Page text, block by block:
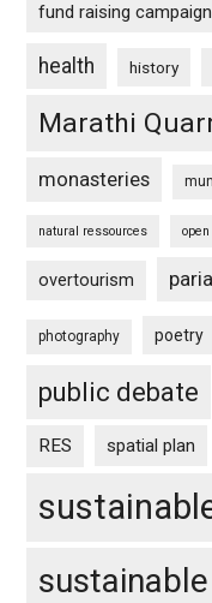
fund raising
health history
Marathi
monasteries
natural ressources
overtourism
photography poetry
public debate
RES spatial plan